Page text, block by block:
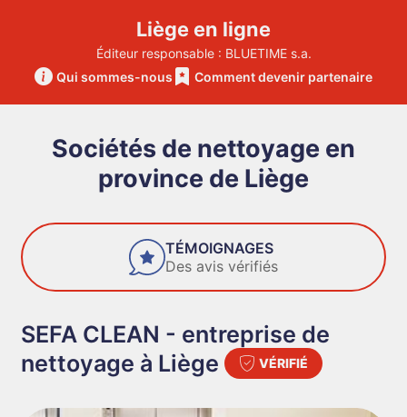
Liège en ligne
Éditeur responsable : BLUETIME s.a.
Qui sommes-nous
Comment devenir partenaire
Sociétés de nettoyage en
province de Liège
FIABILITÉ
Des entreprises de confiance
SEFA CLEAN - entreprise de
nettoyage à Liège
VÉRIFIÉ